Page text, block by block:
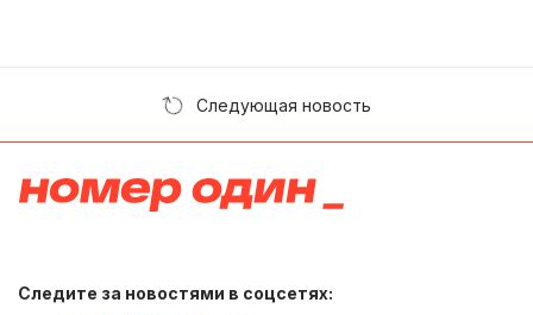
Следующая новость
Следите за новостями в соцсетях: